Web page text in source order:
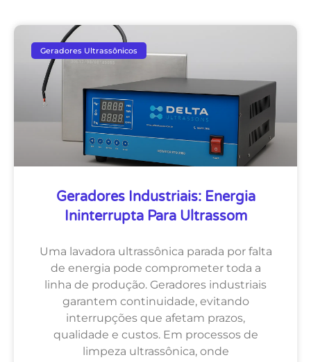
Geradores Ultrassônicos
Geradores Industriais: Energia
Ininterrupta Para Ultrassom
Uma lavadora ultrassônica parada por falta
de energia pode comprometer toda a
linha de produção. Geradores industriais
garantem continuidade, evitando
interrupções que afetam prazos,
qualidade e custos. Em processos de
limpeza ultrassônica, onde